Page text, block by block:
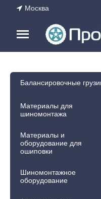
Москва
Балансировочные
Материалы для
шиномонтажа
Материалы и
оборудование для
ошиповки
Шиномонтажное
оборудование